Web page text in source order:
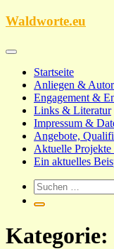
Zum
Waldworte.eu
Startseite
Anliegen &
Engagement &
Links & Literatur
Impressum &
Angebote,
Aktuelle
Ein aktuelles
Kategorie: